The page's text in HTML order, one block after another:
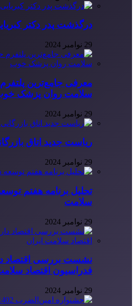
درگذشت پدر دکتر
29 نوامبر 2024
معرفی جامع‌ترین
سلامت روان پزشک
29 نوامبر 2024
ریاست جدید اتاق
29 نوامبر 2024
تحلیل برنامه هفتم
سلامت
29 نوامبر 2024
نشست بررسی اقتصاد
فدراسیون اقتصاد
29 نوامبر 2024